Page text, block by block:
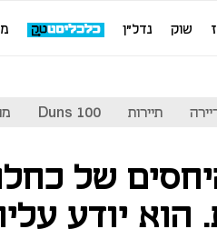
שוק נדל"ן
תיירות Duns 100
של
הוא יודע